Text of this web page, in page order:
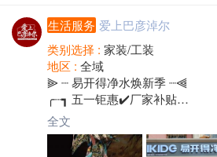
地点:临河区武家圪旦
生活服务 爱上巴彦淖尔
类别选择 : 家装/工装
地区 : 全域
⫸ ┈ 易开得净水焕新季 ┈⫷
╭┈┓ 五一钜惠✔️厂家补贴
┆火┆火爆全国势不可挡
┆爆┆活动期间最高补贴1000元
┗┈╯到身边专卖店即可参与[转圈]
全文